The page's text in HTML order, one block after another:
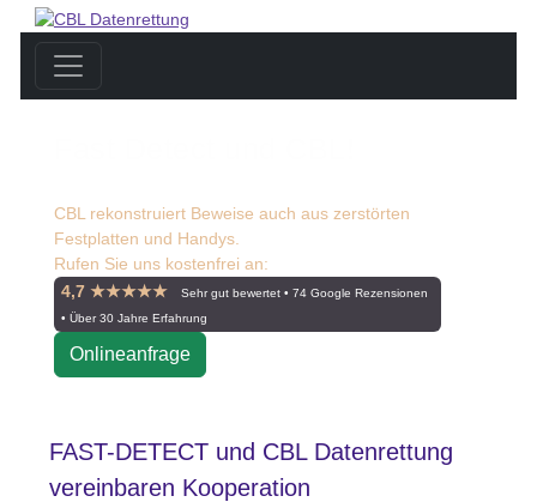
CBL rekonstruiert Beweise auch aus zerstörten
Festplatten und Handys.
Rufen Sie uns kostenfrei an:
4,7 ★★★★★
Sehr gut bewertet • 74 Google Rezensionen
• Über 30 Jahre Erfahrung
Onlineanfrage
FAST-DETECT und CBL Datenrettung
vereinbaren Kooperation